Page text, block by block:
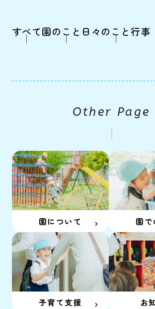
すべて園のこと 日々のこと行事
Other Page
園について 園で
子育て支援 お